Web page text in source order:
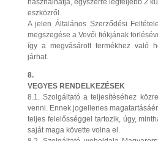
használhatja, egyszerre legfeljebb 2
eszközről.
A jelen Általános Szerződési
megszegése a Vevői fiókjának
így a megvásárolt termékhez való
járhat.
8.
VEGYES RENDELKEZÉSEK
8.1. Szolgáltató a teljesítéséhez
venni. Ennek jogellenes
teljes felelősséggel tartozik, úgy,
saját maga követte volna el.